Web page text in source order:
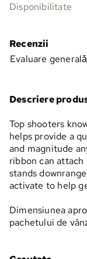
Disponibilitate
Recenzii
Evaluare generală
Descriere
Top shooters
helps provide a
and magnitude
ribbon can
stands
activate to help
Dimensiunea
pachetului de